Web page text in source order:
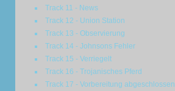
Track 11 - News
Track 12 - Union Station
Track 13 - Observierung
Track 14 - Johnsons Fehler
Track 15 - Verriegelt
Track 16 - Trojanisches Pferd
Track 17 - Vorbereitung abgeschlossen